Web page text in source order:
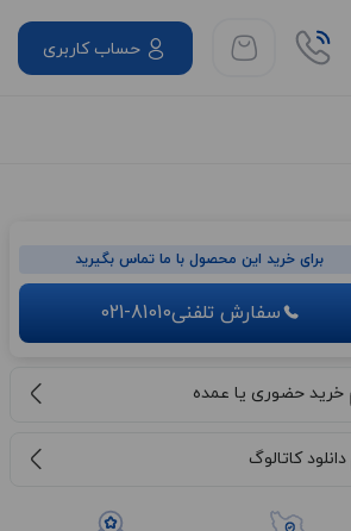
حساب کاربری
برای خرید این محصول با ما تماس بگیرید
سفارش تلفنی021-81010
خرید حضوری یا عمده
دانلود کاتالوگ